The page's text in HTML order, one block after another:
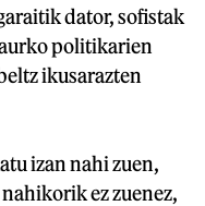
dator, sofistak
politikarien
ikusarazten
izan nahi zuen,
ez zuenez,